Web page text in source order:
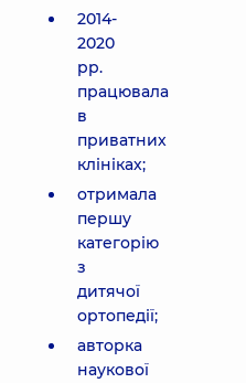
2014-
2020
рр.
працювала
в
приватних
клініках;
отримала
першу
категорію
з
дитячої
ортопедії;
авторка
наукової